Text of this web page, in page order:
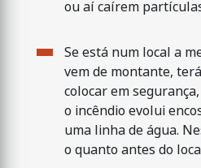
ou aí caírem
Se está num local a
vem de montante,
colocar em
o incêndio evolui
uma linha de água.
o quanto antes do